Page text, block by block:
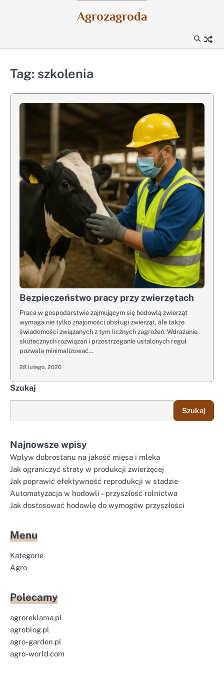
Agrozagroda
Tag: szkolenia
Bezpieczeństwo pracy przy zwierzętach
Praca w gospodarstwie zajmującym się hodowlą zwierząt
wymaga nie tylko znajomości obsługi zwierząt, ale także
świadomości związanych z tym licznych zagrożeń. Wdrażanie
skutecznych rozwiązań i przestrzeganie ustalonych reguł
pozwala minimalizować…
28 lutego, 2026
Szukaj
Szukaj
Najnowsze wpisy
Wpływ dobrostanu na jakość mięsa i mleka
Jak ograniczyć straty w produkcji zwierzęcej
Jak poprawić efektywność reprodukcji w stadzie
Automatyzacja w hodowli – przyszłość rolnictwa
Jak dostosować hodowlę do wymogów przyszłości
Menu
Kategorie
Agro
Polecamy
agroreklama.pl
agroblog.pl
agro-garden.pl
agro-world.com